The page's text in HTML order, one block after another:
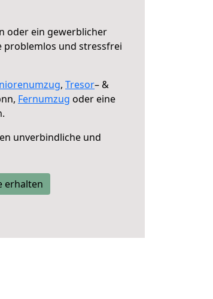
oder ein gewerblicher
problemlos und stressfrei
, Tresor– &
Fernumzug oder eine
unverbindliche und
erhalten